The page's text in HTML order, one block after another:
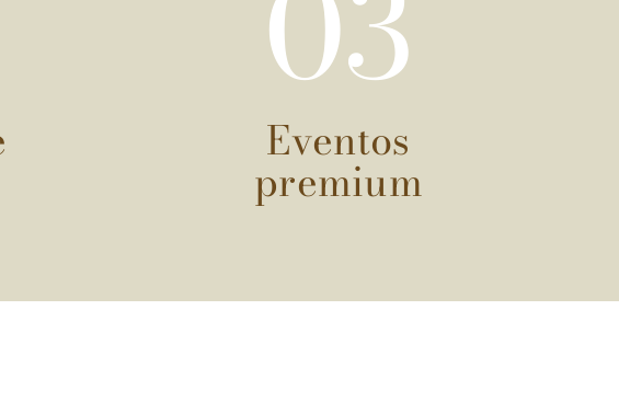
Eventos
premium